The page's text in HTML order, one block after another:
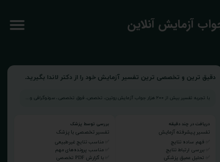
آزمایش آنلاین
دقیق ترین و تخصصی ترین تفسیر آزمایش خود را از دکتر لاندا بگیرید.
با تجربه تفسیر بیش از ۲۰۰ هزار جواب آزمایش روتین، تخصص، فوق تخصصی، سونوگرافی و...
دریافت در چند دقیقه
تفسیر پیشرفته آزمایش
✅ فهم ساده نتایج
✅ بررسی ارتباط نتایج
✅ تحلیل عمیق پزشکی
بررسی توسط پزشک
تفسیر تخصصی با پزشک
✅ مناسب نتایج غیرطبیعی
✅ مناسب پرونده‌های مهم
✅ با گزارش PDF تخصصی